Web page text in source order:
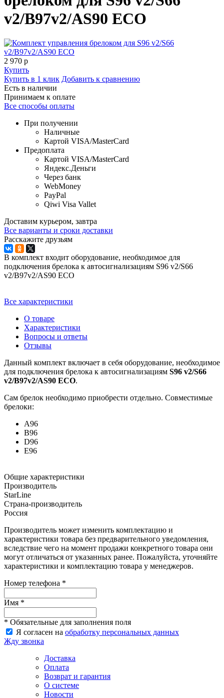
v2/B97v2/AS90 ECO
2 970 p
Купить
Купить в 1 клик Добавить к сравнению
Есть в наличии
Принимаем к оплате
Все способы оплаты
При получении
Наличные
Картой VISA/MasterCard
Предоплата
Картой VISA/MasterCard
Яндекс.Деньги
Через банк
WebMoney
PayPal
Qiwi Visa Vallet
Доставим курьером, завтра
Все варианты и сроки доставки
Расскажите друзьям
В комплект входит оборудование, необходимое для
подключения брелока к автосигнализациям S96 v2/S66
v2/B97v2/AS90 ECO
Все характеристики
О товаре
Характеристики
Вопросы и ответы
Отзывы
Данный комплект включает в себя оборудование, необходимое
для подключения брелока к автосигнализациям S96 v2/S66
v2/B97v2/AS90 ECO.
Сам брелок необходимо приобрести отдельно. Совместимые
брелоки:
A96
B96
D96
E96
Общие характеристики
Производитель
StarLine
Страна-производитель
Россия
Производитель может изменить комплектацию и
характеристики товара без предварительного уведомления,
вследствие чего на момент продажи конкретного товара они
могут отличаться от указанных ранее. Пожалуйста, уточняйте
характеристики и комплектацию товара у менеджеров.
Номер телефона *
Имя *
* Обязательные для заполнения поля
Я согласен на обработку персональных данных
Жду звонка
Доставка
Оплата
Возврат и гарантия
О системе
Новости